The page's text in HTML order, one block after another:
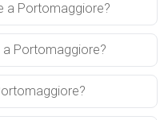
a Portomaggiore?
a Portomaggiore?